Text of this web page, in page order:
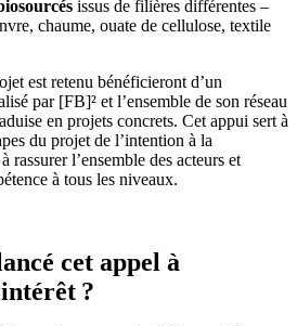
issus de filières différentes –
chaume, ouate de cellulose, textile
est retenu bénéficieront d’un
par [FB]² et l’ensemble de son réseau
en projets concrets. Cet appui sert à
du projet de l’intention à la
rassurer l’ensemble des acteurs et
à tous les niveaux.
cet appel à
?